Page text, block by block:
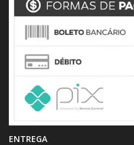
ENTREGA